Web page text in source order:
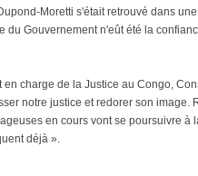
Moretti s'était retrouvé dans
du Gouvernement n'eût été la
charge de la Justice au Congo,
notre justice et redorer son image.
en cours vont se poursuivre
déjà ».